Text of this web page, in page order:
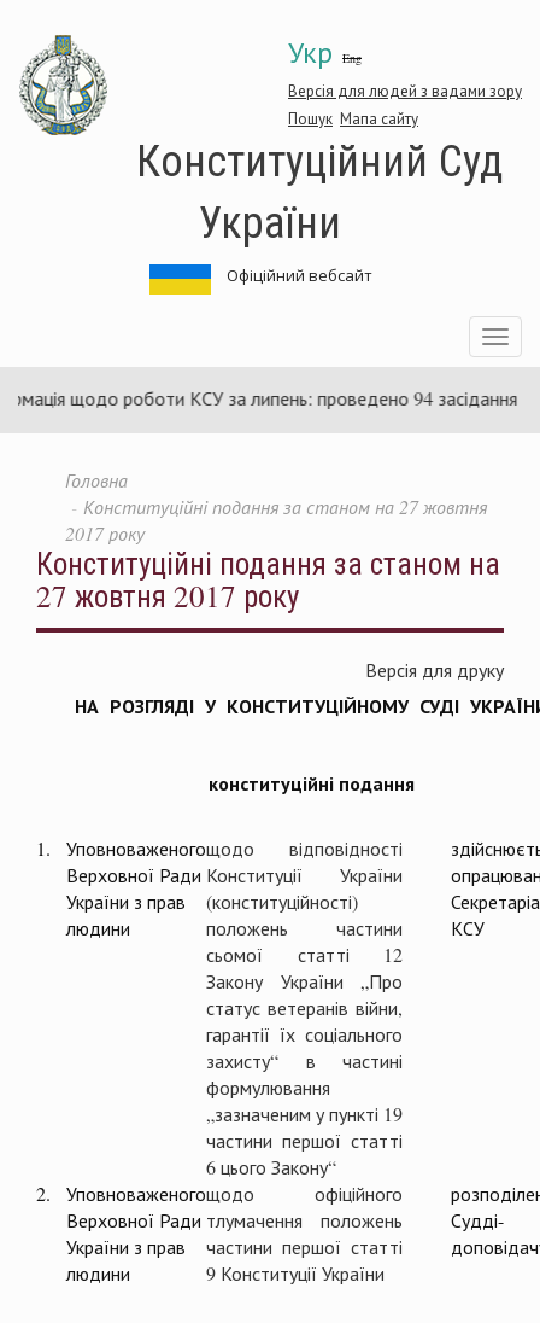
основного
матеріалу
Укр Eng
Версія для людей з вадами зору
Пошук Мапа сайту
Конституційний Суд
України
Офіційний вебсайт
Toggle
роботи КСУ за липень: проведено 94 засідання та ухвалено
Головна
Конституційні подання за станом на 27 жовтня
2017 року
Конституційні подання за станом на
27 жовтня 2017 року
Версія для друку
НА РОЗГЛЯДІ У КОНСТИТУЦІЙНОМУ СУДІ
конституційні подання
1.
Уповноваженого
Верховної Ради
України з прав
людини
щодо відповідності
Конституції України
(конституційності)
положень частини
сьомої статті 12
Закону України „Про
статус ветеранів війни,
гарантії їх соціального
захисту“ в частині
формулювання
„зазначеним у пункті 19
частини першої статті
6 цього Закону“
КСУ
2.
Уповноваженого
Верховної Ради
України з прав
людини
щодо офіційного
тлумачення положень
частини першої статті
9 Конституції України
Судді-